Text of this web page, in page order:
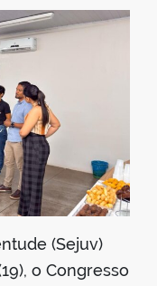
(Sejuv)
o Congresso